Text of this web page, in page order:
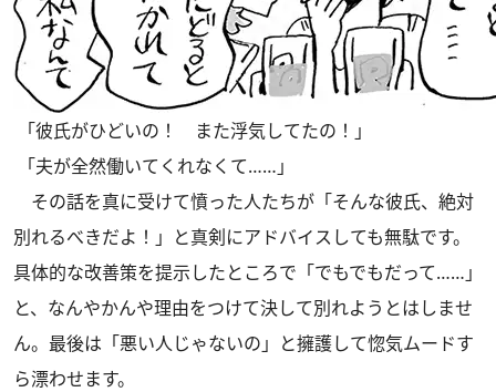
「彼氏がひどいの！ また浮気してたの！」
「夫が全然働いてくれなくて……」
その話を真に受けて憤った人たちが「そんな彼氏、絶対
別れるべきだよ！」と真剣にアドバイスしても無駄です。
具体的な改善策を提示したところで「でもでもだって……」
と、なんやかんや理由をつけて決して別れようとはしませ
ん。最後は「悪い人じゃないの」と擁護して惚気ムードす
ら漂わせます。